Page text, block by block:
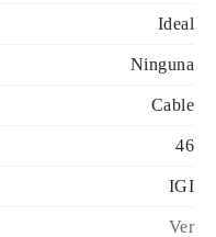
Ideal
Ninguna
Cable
46
IGI
Ver